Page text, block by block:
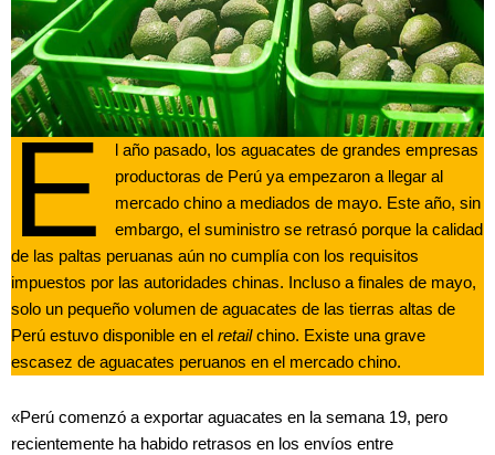
E
l año pasado, los aguacates de grandes empresas
productoras de Perú ya empezaron a llegar al
mercado chino a mediados de mayo. Este año, sin
embargo, el suministro se retrasó porque la calidad
de las paltas peruanas aún no cumplía con los requisitos
impuestos por las autoridades chinas. Incluso a finales de mayo,
solo un pequeño volumen de aguacates de las tierras altas de
Perú estuvo disponible en el retailchino. Existe una grave
escasez de aguacates peruanos en el mercado chino.
«Perú comenzó a exportar aguacates en la semana 19, pero
recientemente ha habido retrasos en los envíos entre